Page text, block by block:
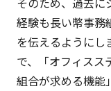
経験も長い幣事務
を伝えるようにし
で、「オフィスス
組合が求める機能